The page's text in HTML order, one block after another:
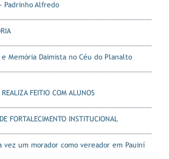
Padrinho Alfredo
Memória Daimista no Céu do Planalto
FEITIO COM ALUNOS
FORTALECIMENTO INSTITUCIONAL
um morador como vereador em Pauiní